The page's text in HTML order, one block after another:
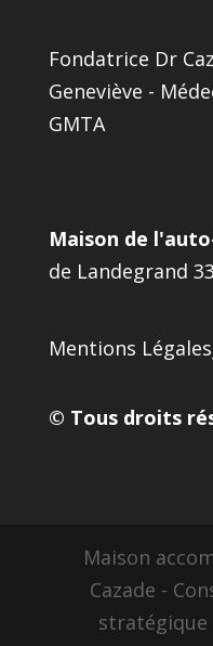
Fondatrice Dr
Geneviève -
GMTA
Maison de
de Landegrand
Mentions Légales
© Tous droits
Maison
Cazade -
stratégique